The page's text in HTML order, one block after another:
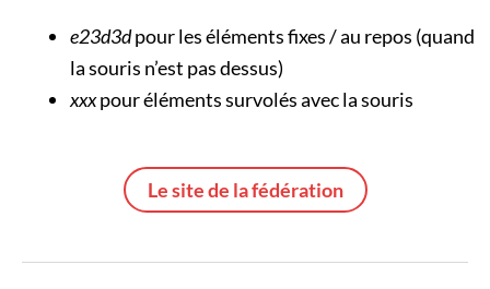
e23d3dpour les éléments fixes / au repos (quand
la souris n’est pas dessus)
xxxpour éléments survolés avec la souris
Le site de la fédération